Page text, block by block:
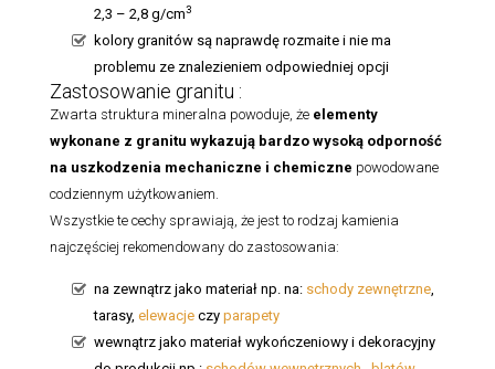
2,3 – 2,8 g/cm3
kolory granitów są naprawdę rozmaite i nie ma
problemu ze znalezieniem odpowiedniej opcji
Zastosowanie granitu :
Zwarta struktura mineralna powoduje, że elementy
wykonane z granitu wykazują bardzo wysoką odporność
na uszkodzenia mechaniczne i chemiczne powodowane
codziennym użytkowaniem.
Wszystkie te cechy sprawiają, że jest to rodzaj kamienia
najczęściej rekomendowany do zastosowania:
na zewnątrz jako materiał np. na: schody zewnętrzne
tarasy, elewacje czy parapety
wewnątrz jako materiał wykończeniowy i dekoracyjny